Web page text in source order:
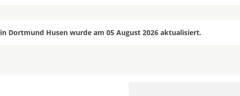
Dortmund Husen wurde am 05 August 2026 aktualisiert.